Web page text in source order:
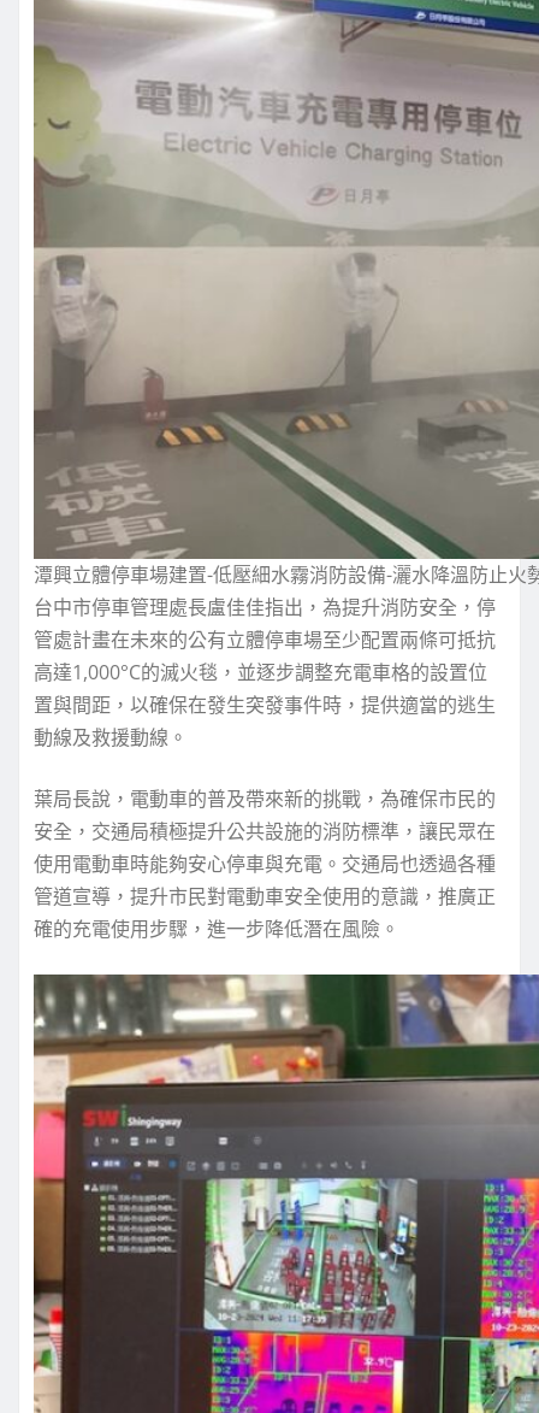
潭興立體停車場建置-低壓細水霧消防設備-灑水降溫防止火
台中市停車管理處長盧佳佳指出，為提升消防安全，停
管處計畫在未來的公有立體停車場至少配置兩條可抵抗
高達1,000°C的滅火毯，並逐步調整充電車格的設置位
置與間距，以確保在發生突發事件時，提供適當的逃生
動線及救援動線。
葉局長說，電動車的普及帶來新的挑戰，為確保市民的
安全，交通局積極提升公共設施的消防標準，讓民眾在
使用電動車時能夠安心停車與充電。交通局也透過各種
管道宣導，提升市民對電動車安全使用的意識，推廣正
確的充電使用步驟，進一步降低潛在風險。